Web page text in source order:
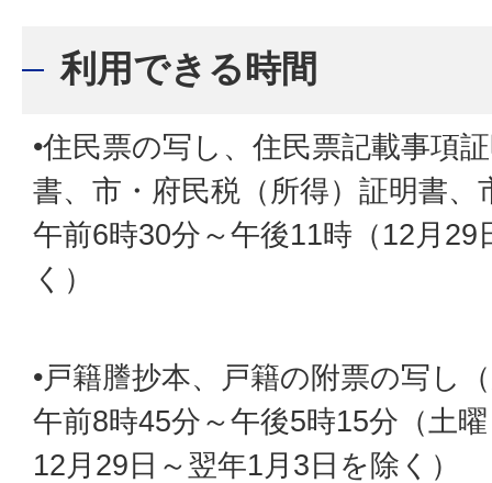
利用できる時間
•住民票の写し、住民票記載事項
書、市・府民税（所得）証明書、
午前6時30分～午後11時（12月29
く）
•戸籍謄抄本、戸籍の附票の写し
午前8時45分～午後5時15分（土
12月29日～翌年1月3日を除く）